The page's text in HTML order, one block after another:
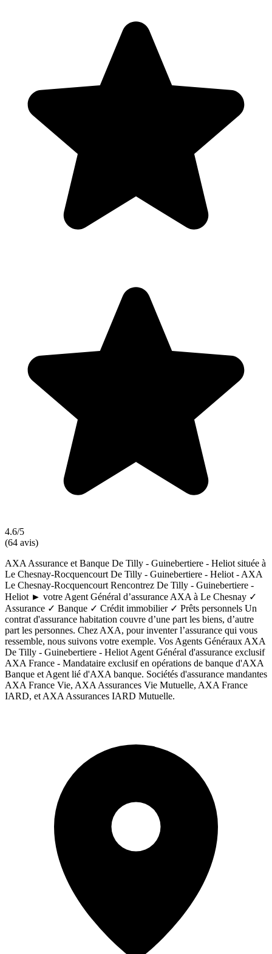
4.6/5
(64 avis)
AXA Assurance et Banque De Tilly - Guinebertiere - Heliot située à
Le Chesnay-Rocquencourt De Tilly - Guinebertiere - Heliot - AXA
Le Chesnay-Rocquencourt Rencontrez De Tilly - Guinebertiere -
Heliot ► votre Agent Général d’assurance AXA à Le Chesnay ✓
Assurance ✓ Banque ✓ Crédit immobilier ✓ Prêts personnels Un
contrat d'assurance habitation couvre d’une part les biens, d’autre
part les personnes. Chez AXA, pour inventer l’assurance qui vous
ressemble, nous suivons votre exemple. Vos Agents Généraux AXA
De Tilly - Guinebertiere - Heliot Agent Général d'assurance exclusif
AXA France - Mandataire exclusif en opérations de banque d'AXA
Banque et Agent lié d'AXA banque. Sociétés d'assurance mandantes
AXA France Vie, AXA Assurances Vie Mutuelle, AXA France
IARD, et AXA Assurances IARD Mutuelle.